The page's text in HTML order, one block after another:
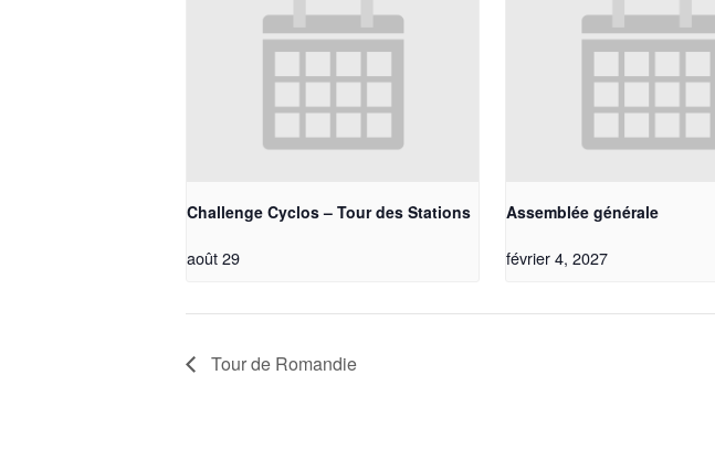
Challenge Cyclos – Tour des Stations
août 29
Assemblée générale
février 4, 2027
Tour de Romandie